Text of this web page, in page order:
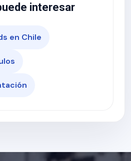
interesar
en Chile